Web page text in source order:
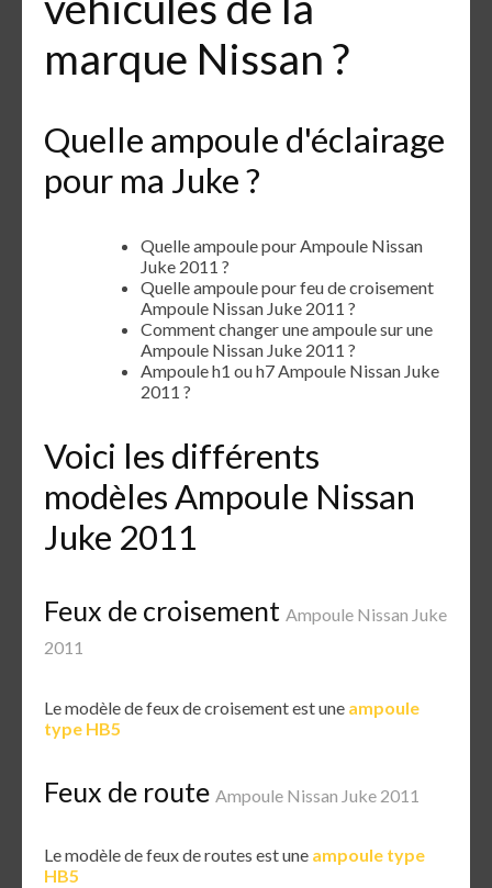
marque Nissan ?
Quelle ampoule d'éclairage
pour ma Juke ?
Quelle ampoule pour Ampoule Nissan
Juke 2011 ?
Quelle ampoule pour feu de croisement
Ampoule Nissan Juke 2011 ?
Comment changer une ampoule sur une
Ampoule Nissan Juke 2011 ?
Ampoule h1 ou h7 Ampoule Nissan Juke
2011 ?
Voici les différents
modèles Ampoule Nissan
Juke 2011
Feux de croisement Ampoule Nissan Juke
2011
Le modèle de feux de croisement est une ampoule
type HB5
Feux de route Ampoule Nissan Juke 2011
Le modèle de feux de routes est une ampoule type
HB5